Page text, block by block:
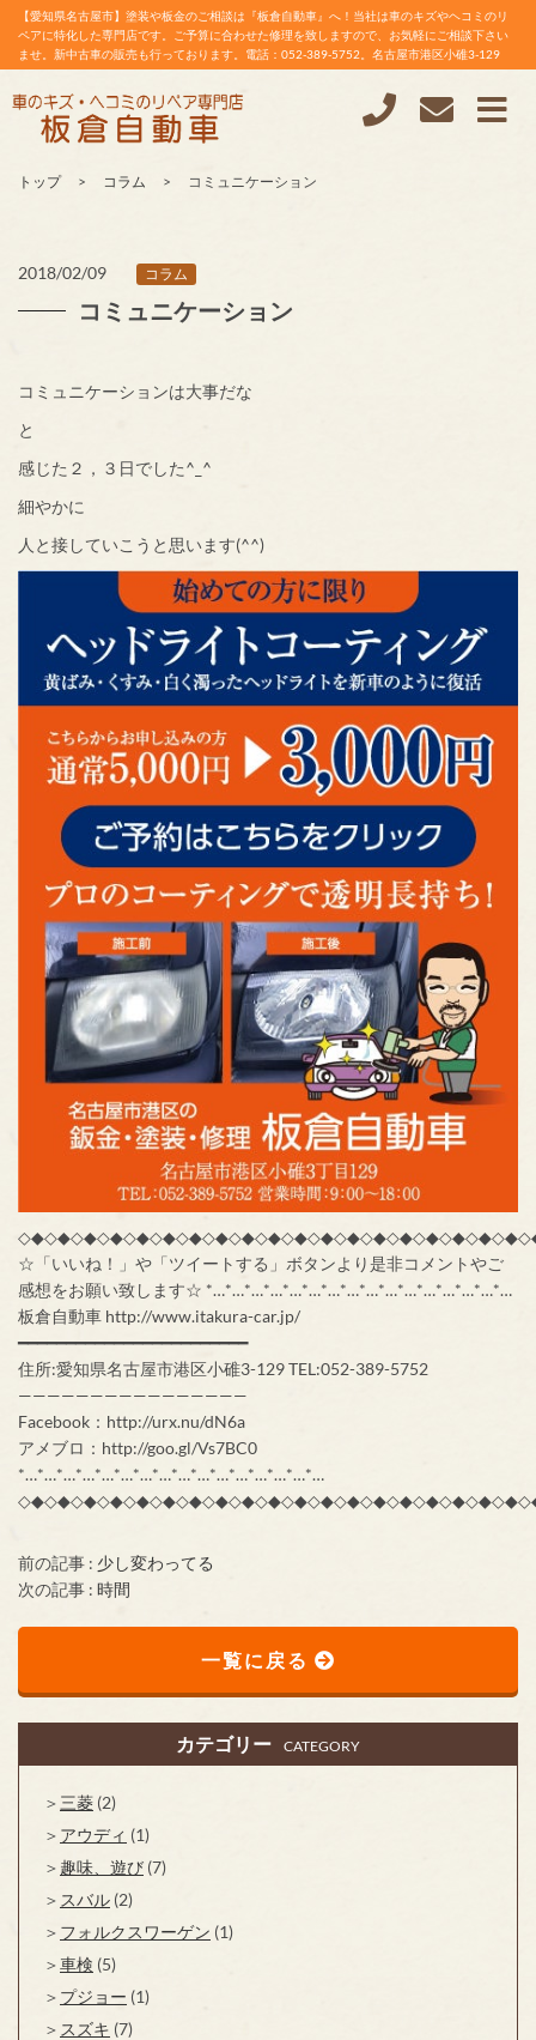
【愛知県名古屋市】塗装や板金のご相談は『板倉自動車』へ！当社は車のキズやヘコミのリ
ペアに特化した専門店です。ご予算に合わせた修理を致しますので、お気軽にご相談下さい
ませ。新中古車の販売も行っております。電話：052-389-5752。名古屋市港区小碓3-129
トップ コラム コミュニケーション
2018/02/09 コラム
コミュニケーション
コミュニケーションは大事だな
と
感じた２，３日でした^_^
細やかに
人と接していこうと思います(^^)
☆「いいね！」や「ツイートする」ボタンより是非コメントやご
感想をお願い致します☆ *…*…*…*…*…*…*…*…*…*…*…*…*…*…*…*…
板倉自動車 http://www.itakura-car.jp/
━━━━━━━━━━━━━━━━━━━━━━━━
住所:愛知県名古屋市港区小碓3-129 TEL:052-389-5752
————————————————
Facebook：http://urx.nu/dN6a
アメブロ：http://goo.gl/Vs7BC0
*…*…*…*…*…*…*…*…*…*…*…*…*…*…*…*…
前の記事 : 少し変わってる
次の記事 : 時間
一覧に戻る
カテゴリー CATEGORY
三菱 (2)
アウディ (1)
趣味、遊び (7)
スバル (2)
フォルクスワーゲン (1)
車検 (5)
プジョー (1)
スズキ (7)